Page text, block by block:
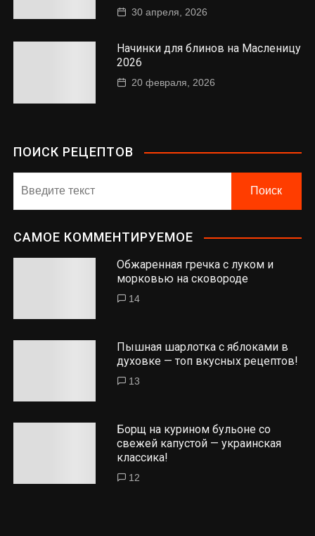
30 апреля, 2026
Начинки для блинов на Масленицу
2026
20 февраля, 2026
ПОИСК РЕЦЕПТОВ
САМОЕ КОММЕНТИРУЕМОЕ
Обжаренная гречка с луком и
морковью на сковороде
14
Пышная шарлотка с яблоками в
духовке — топ вкусных рецептов!
13
Борщ на курином бульоне со
свежей капустой — украинская
классика!
12